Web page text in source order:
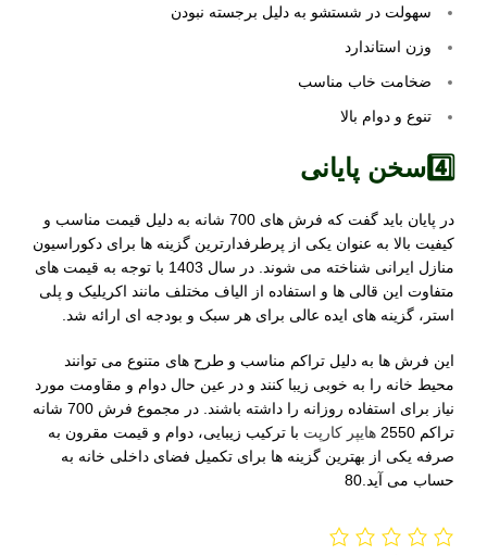
سهولت در شستشو به دلیل برجسته نبودن
وزن استاندارد
ضخامت خاب مناسب
تنوع و دوام بالا
4️⃣سخن پایانی
در پایان باید گفت که فرش های 700 شانه به دلیل قیمت مناسب و
کیفیت بالا به عنوان یکی از پرطرفدارترین گزینه ها برای دکوراسیون
منازل ایرانی شناخته می شوند. در سال 1403 با توجه به قیمت های
متفاوت این قالی ها و استفاده از الیاف مختلف مانند اکریلیک و پلی
استر، گزینه های ایده عالی برای هر سبک و بودجه ای ارائه شد.
این فرش ها به دلیل تراکم مناسب و طرح های متنوع می توانند
محیط خانه را به خوبی زیبا کنند و در عین حال دوام و مقاومت مورد
نیاز برای استفاده روزانه را داشته باشند. در مجموع فرش 700 شانه
تراکم 2550
هایپر کارپت با ترکیب زیبایی، دوام و قیمت مقرون به
صرفه یکی از بهترین گزینه ها برای تکمیل فضای داخلی خانه به
حساب می آید.80